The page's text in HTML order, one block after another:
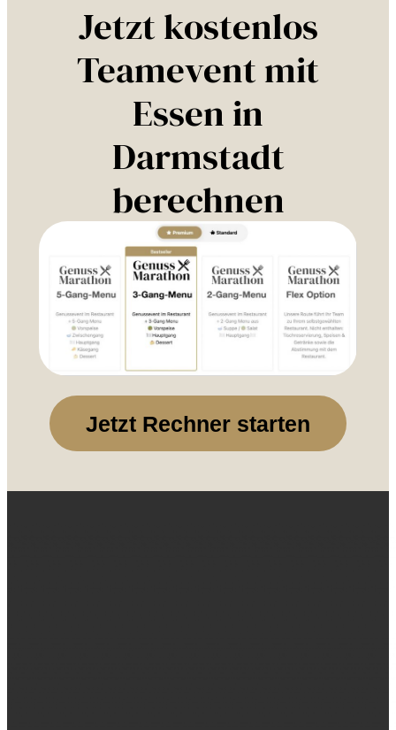
Jetzt kostenlos
Teamevent mit
Essen in
Darmstadt
berechnen
Jetzt Rechner starten